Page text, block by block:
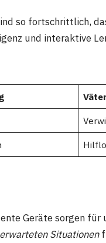
so fortschrittlich,
und interaktive
Geräte sorgen für
Situationen